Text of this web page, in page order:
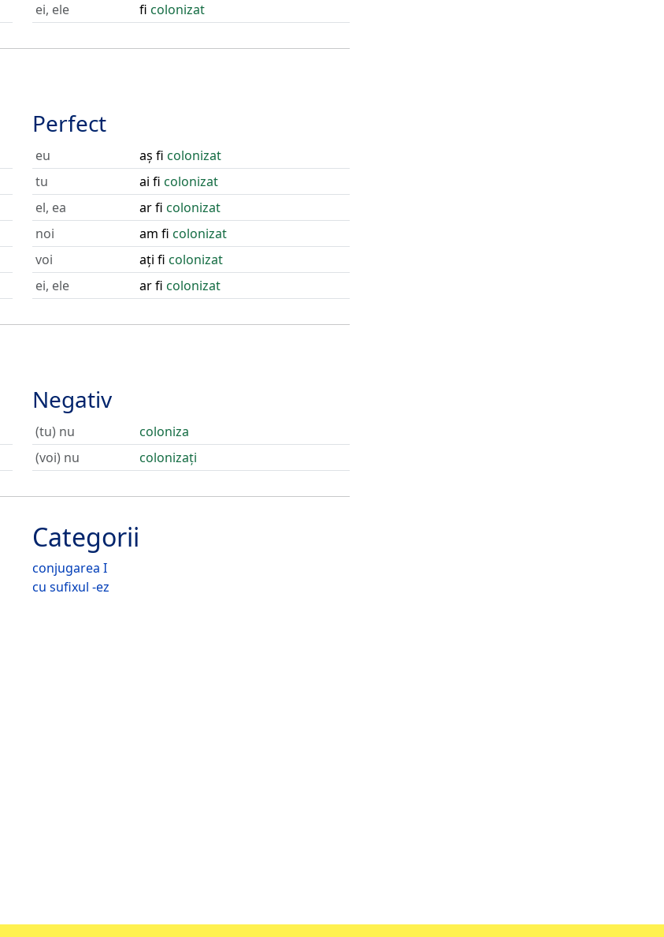
ei, ele
fi colonizat
Perfect
eu aș fi colonizat
tu
ai fi colonizat
el, ea
ar fi colonizat
noi
am fi colonizat
voi
ați fi colonizat
ei, ele
ar fi colonizat
Negativ
(tu) nu
coloniza
(voi) nu
colonizați
Categorii
conjugarea I
cu sufixul -ez